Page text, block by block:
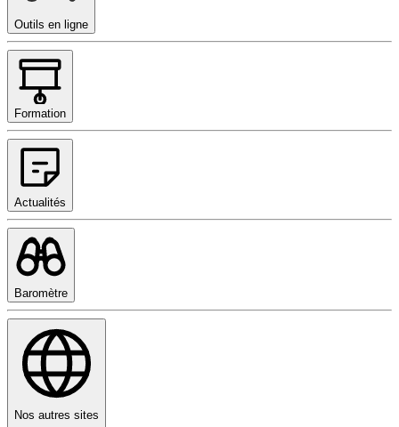
Outils en ligne
Formation
Actualités
Baromètre
Nos autres sites